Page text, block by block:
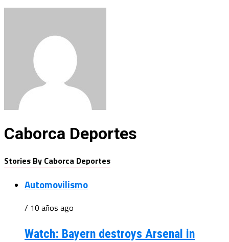
Caborca Deportes
Stories By Caborca Deportes
Automovilismo
/ 10 años ago
Watch: Bayern destroys Arsenal in